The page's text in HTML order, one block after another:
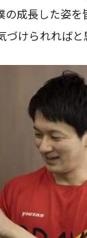
の成長した姿
づけられればと